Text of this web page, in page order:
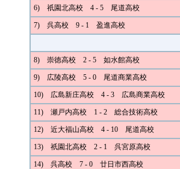
6) 祇園北高校 4 - 5 尾道高校
7) 呉高校 9 - 1 盈進高校
8) 崇徳高校 2 - 5 如水館高校
9) 広陵高校 5 - 0 尾道商業高校
10) 広島新庄高校 4 - 3 広島商業高校
11) 瀬戸内高校 1 - 2 総合技術高校
12) 近大福山高校 4 - 10 尾道高校
13) 祇園北高校 2 - 1 呉宮原高校
14) 呉高校 7 - 0 廿日市西高校